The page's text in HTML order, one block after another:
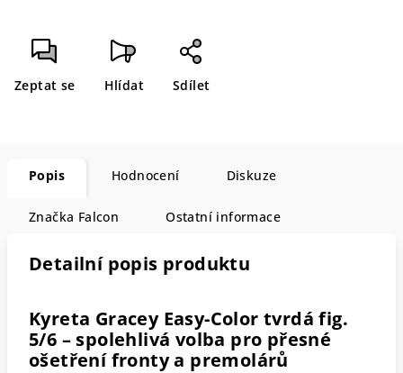
Zeptat se Hlídat Sdílet
Popis Hodnocení Diskuze
Značka Falcon Ostatní informace
Detailní popis produktu
Kyreta Gracey Easy-Color tvrdá fig.
5/6 – spolehlivá volba pro přesné
ošetření fronty a premolárů